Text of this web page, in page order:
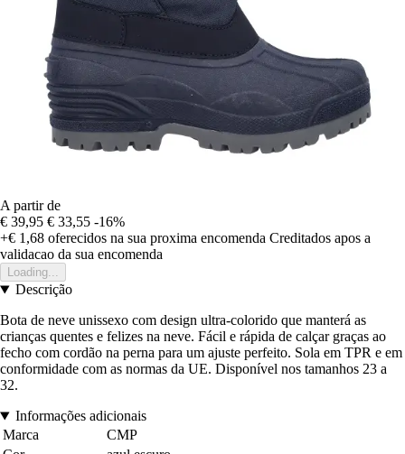
A partir de
€ 39,95 € 33,55 -16%
+€ 1,68 oferecidos na sua proxima encomenda Creditados apos a
validacao da sua encomenda
Loading...
Descrição
Bota de neve unissexo com design ultra-colorido que manterá as
crianças quentes e felizes na neve. Fácil e rápida de calçar graças ao
fecho com cordão na perna para um ajuste perfeito. Sola em TPR e em
conformidade com as normas da UE. Disponível nos tamanhos 23 a
32.
Informações adicionais
Marca
CMP